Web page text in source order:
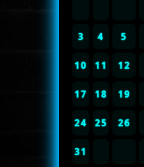
3 4 5
10 11 12
17 18 19
24 25 26
31